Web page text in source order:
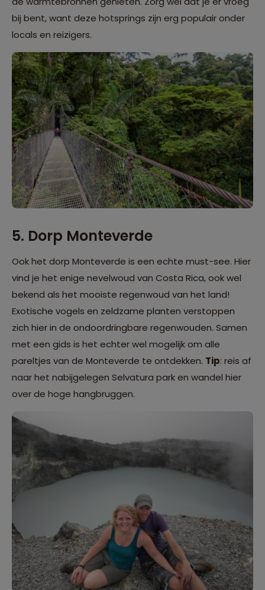
bij bent, want deze hotsprings zijn erg populair onder
locals en reizigers.
5. Dorp Monteverde
Ook het dorp Monteverde is een echte must-see. Hier
vind je het enige nevelwoud van Costa Rica, ook wel
bekend als het mooiste regenwoud van het land!
Exotische vogels en zeldzame planten verstoppen
zich hier in de ondoordringbare regenwouden. Samen
met een gids is het echter wel mogelijk om alle
pareltjes van de Monteverde te ontdekken. Tip: reis af
naar het nabijgelegen Selvatura park en wandel hier
over de hoge hangbruggen.